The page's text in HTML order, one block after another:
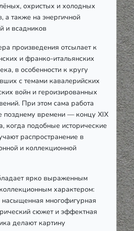
охристых и холодных
а также на энергичной
и всадников
произведения отсылает к
и франко-итальянских
в особенности к кругу
с темами кавалерийских
войн и героизированных
При этом сама работа
позднему времени — концу XIX
когда подобные исторические
распространение в
и коллекционной
ярко выраженным
характером:
многофигурная
сюжет и эффектная
делают картину